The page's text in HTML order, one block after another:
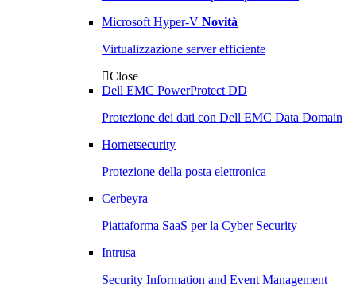
Microsoft Hyper-V Novità
Virtualizzazione server efficiente
Close
Dell EMC PowerProtect DD
Protezione dei dati con Dell EMC Data Domain
Hornetsecurity
Protezione della posta elettronica
Cerbeyra
Piattaforma SaaS per la Cyber Security
Intrusa
Security Information and Event Management